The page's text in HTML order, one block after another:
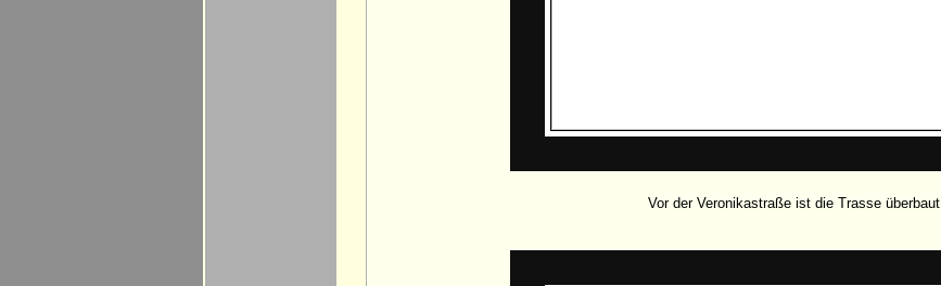
Vor der Veronikastraße ist die Trasse überbaut.